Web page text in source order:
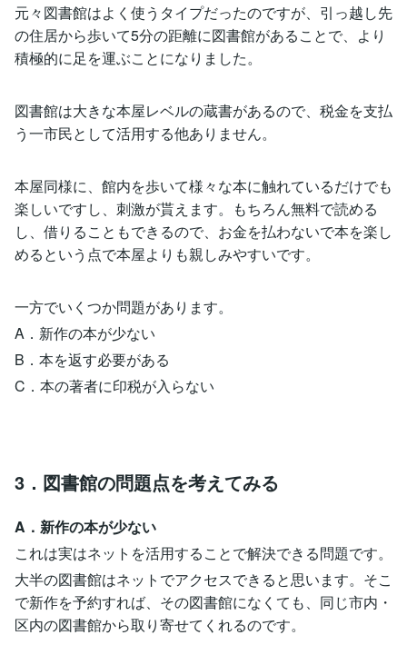
元々図書館はよく使うタイプだったのですが、引っ越し先
の住居から歩いて5分の距離に図書館があることで、より
積極的に足を運ぶことになりました。
図書館は大きな本屋レベルの蔵書があるので、税金を支払
う一市民として活用する他ありません。
本屋同様に、館内を歩いて様々な本に触れているだけでも
楽しいですし、刺激が貰えます。もちろん無料で読める
し、借りることもできるので、お金を払わないで本を楽し
めるという点で本屋よりも親しみやすいです。
一方でいくつか問題があります。
A．新作の本が少ない
B．本を返す必要がある
C．本の著者に印税が入らない
3．図書館の問題点を考えてみる
A．新作の本が少ない
これは実はネットを活用することで解決できる問題です。
大半の図書館はネットでアクセスできると思います。そこ
で新作を予約すれば、その図書館になくても、同じ市内・
区内の図書館から取り寄せてくれるのです。